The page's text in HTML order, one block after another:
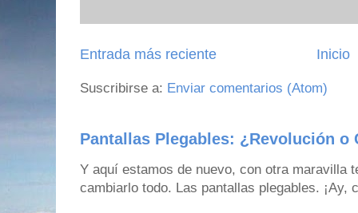
Entrada más reciente Inicio
Suscribirse a: Enviar comentarios (Atom)
Pantallas Plegables: ¿Revolución o
Y aquí estamos de nuevo, con otra maravilla
cambiarlo todo. Las pantallas plegables. ¡Ay,